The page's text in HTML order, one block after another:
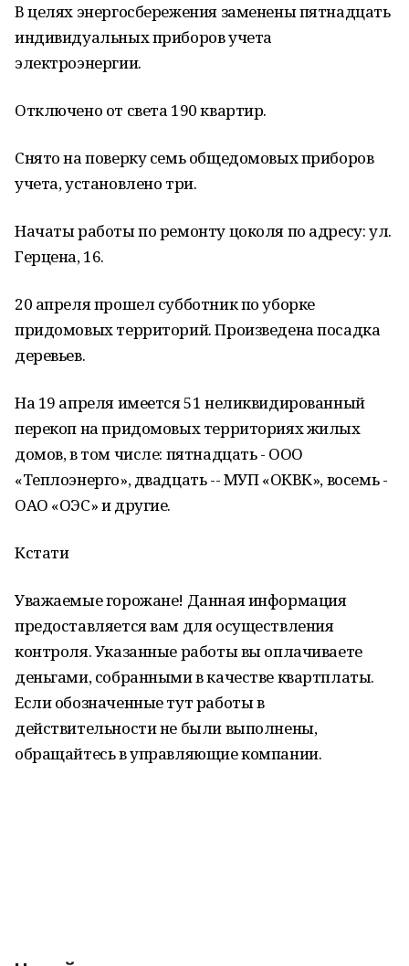
В целях энергосбережения заменены пятнадцать
индивидуальных приборов учета
электроэнергии.
Отключено от света 190 квартир.
Снято на поверку семь общедомовых приборов
учета, установлено три.
Начаты работы по ремонту цоколя по адресу: ул.
Герцена, 16.
20 апреля прошел субботник по уборке
придомовых территорий. Произведена посадка
деревьев.
На 19 апреля имеется 51 неликвидированный
перекоп на придомовых территориях жилых
домов, в том числе: пятнадцать - ООО
«Теплоэнерго», двадцать -- МУП «ОКВК», восемь -
ОАО «ОЭС» и другие.
Кстати
Уважаемые горожане! Данная информация
предоставляется вам для осуществления
контроля. Указанные работы вы оплачиваете
деньгами, собранными в качестве квартплаты.
Если обозначенные тут работы в
действительности не были выполнены,
обращайтесь в управляющие компании.